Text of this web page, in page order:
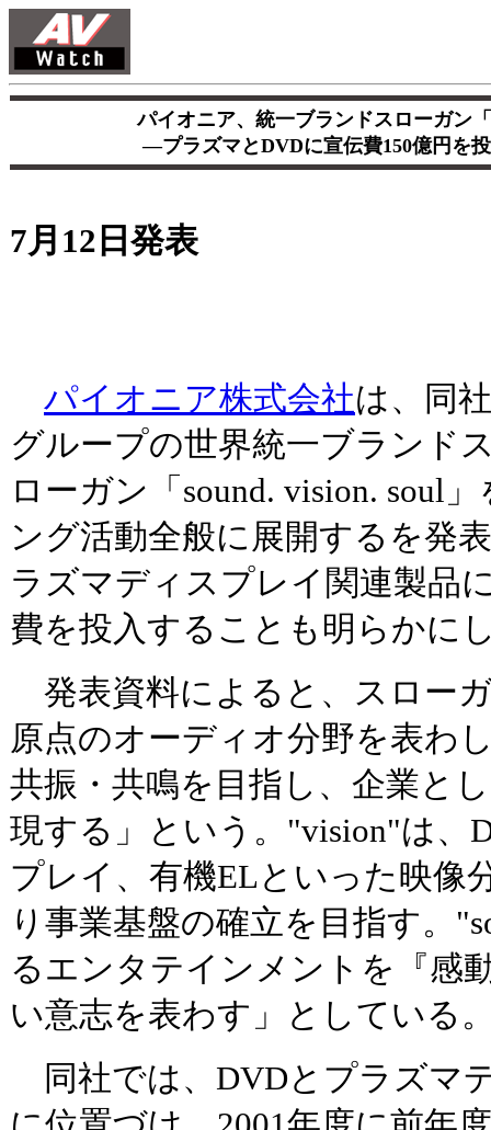
パイオニア、統一ブランドスローガン
―プラズマとDVDに宣伝費150億円を
7月12日発表
パイオニア株式会社は、同社
グループの世界統一ブランド
ローガン「sound. vision. soul
ング活動全般に展開するを発
ラズマディスプレイ関連製品
費を投入することも明らかに
発表資料によると、スロー
原点のオーディオ分野を表わ
共振・共鳴を目指し、企業と
現する」という。"vision"は、
プレイ、有機ELといった映像
り事業基盤の確立を目指す。
るエンタテインメントを『感
い意志を表わす」としている
同社では、DVDとプラズマ